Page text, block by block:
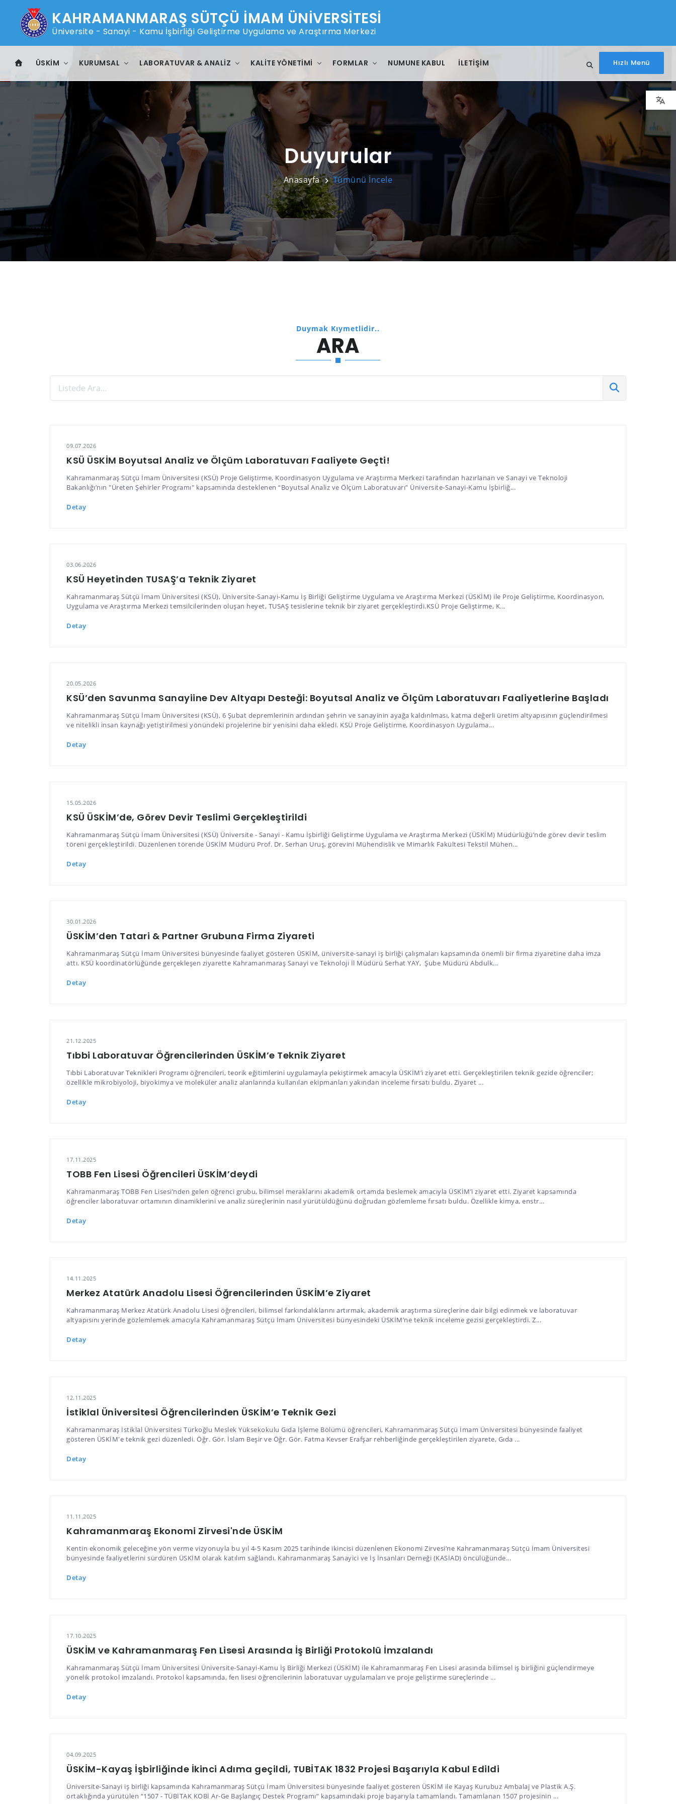
KAHRAMANMARAŞ SÜTÇÜ İMAM ÜNİVERSİTESİ
Üniversite - Sanayi - Kamu İşbirliği Geliştirme Uygulama ve Araştırma Merkezi
ÜSKİM KURUMSAL LABORATUVAR & ANALIZ KALITE YÖNETIMI FORMLAR NUMUNE KABUL İLETIŞIM Hızlı Menü
Duyurular
Anasayfa Tümünü İncele
Duymak Kıymetlidir..
ARA
09.07.2026
KSÜ ÜSKİM Boyutsal Analiz ve Ölçüm Laboratuvarı Faaliyete Geçti!
Kahramanmaraş Sütçü İmam Üniversitesi (KSÜ) Proje Geliştirme, Koordinasyon Uygulama ve Araştırma Merkezi tarafından hazırlanan ve Sanayi ve Teknoloji
Bakanlığı’nın "Üreten Şehirler Programı" kapsamında desteklenen “Boyutsal Analiz ve Ölçüm Laboratuvarı” Üniversite-Sanayi-Kamu İşbirliğ...
Detay
03.06.2026
KSÜ Heyetinden TUSAŞ’a Teknik Ziyaret
Kahramanmaraş Sütçü İmam Üniversitesi (KSÜ), Üniversite-Sanayi-Kamu İş Birliği Geliştirme Uygulama ve Araştırma Merkezi (ÜSKİM) ile Proje Geliştirme, Koordinasyon,
Uygulama ve Araştırma Merkezi temsilcilerinden oluşan heyet, TUSAŞ tesislerine teknik bir ziyaret gerçekleştirdi.KSÜ Proje Geliştirme, K...
Detay
20.05.2026
KSÜ’den Savunma Sanayiine Dev Altyapı Desteği: Boyutsal Analiz ve Ölçüm Laboratuvarı Faaliyetlerine Başladı
Kahramanmaraş Sütçü İmam Üniversitesi (KSÜ), 6 Şubat depremlerinin ardından şehrin ve sanayinin ayağa kaldırılması, katma değerli üretim altyapısının güçlendirilmesi
ve nitelikli insan kaynağı yetiştirilmesi yönündeki projelerine bir yenisini daha ekledi. KSÜ Proje Geliştirme, Koordinasyon Uygulama...
Detay
15.05.2026
KSÜ ÜSKİM’de, Görev Devir Teslimi Gerçekleştirildi
Kahramanmaraş Sütçü İmam Üniversitesi (KSÜ) Üniversite - Sanayi - Kamu İşbirliği Geliştirme Uygulama ve Araştırma Merkezi (ÜSKİM) Müdürlüğü’nde görev devir teslim
töreni gerçekleştirildi. Düzenlenen törende ÜSKİM Müdürü Prof. Dr. Serhan Uruş, görevini Mühendislik ve Mimarlık Fakültesi Tekstil Mühen...
Detay
30.01.2026
ÜSKİM’den Tatari & Partner Grubuna Firma Ziyareti
Kahramanmaraş Sütçü İmam Üniversitesi bünyesinde faaliyet gösteren ÜSKİM, üniversite-sanayi iş birliği çalışmaları kapsamında önemli bir firma ziyaretine daha imza
attı. KSÜ koordinatörlüğünde gerçekleşen ziyarette Kahramanmaraş Sanayi ve Teknoloji İl Müdürü Serhat YAY, Şube Müdürü Abdulk...
Detay
21.12.2025
Tıbbi Laboratuvar Öğrencilerinden ÜSKİM’e Teknik Ziyaret
Tıbbi Laboratuvar Teknikleri Programı öğrencileri, teorik eğitimlerini uygulamayla pekiştirmek amacıyla ÜSKİM’i ziyaret etti. Gerçekleştirilen teknik gezide öğrenciler;
özellikle mikrobiyoloji, biyokimya ve moleküler analiz alanlarında kullanılan ekipmanları yakından inceleme fırsatı buldu. Ziyaret ...
Detay
17.11.2025
TOBB Fen Lisesi Öğrencileri ÜSKİM’deydi
Kahramanmaraş TOBB Fen Lisesi’nden gelen öğrenci grubu, bilimsel meraklarını akademik ortamda beslemek amacıyla ÜSKİM’i ziyaret etti. Ziyaret kapsamında
öğrenciler laboratuvar ortamının dinamiklerini ve analiz süreçlerinin nasıl yürütüldüğünü doğrudan gözlemleme fırsatı buldu. Özellikle kimya, enstr...
Detay
14.11.2025
Merkez Atatürk Anadolu Lisesi Öğrencilerinden ÜSKİM’e Ziyaret
Kahramanmaraş Merkez Atatürk Anadolu Lisesi öğrencileri, bilimsel farkındalıklarını artırmak, akademik araştırma süreçlerine dair bilgi edinmek ve laboratuvar
altyapısını yerinde gözlemlemek amacıyla Kahramanmaraş Sütçü İmam Üniversitesi bünyesindeki ÜSKİM’ne teknik inceleme gezisi gerçekleştirdi. Z...
Detay
12.11.2025
İstiklal Üniversitesi Öğrencilerinden ÜSKİM’e Teknik Gezi
Kahramanmaraş İstiklal Üniversitesi Türkoğlu Meslek Yüksekokulu Gıda İşleme Bölümü öğrencileri, Kahramanmaraş Sütçü İmam Üniversitesi bünyesinde faaliyet
gösteren ÜSKİM'e teknik gezi düzenledi. Öğr. Gör. İslam Beşir ve Öğr. Gör. Fatma Kevser Erafşar rehberliğinde gerçekleştirilen ziyarete, Gıda ...
Detay
11.11.2025
Kahramanmaraş Ekonomi Zirvesi'nde ÜSKİM
Kentin ekonomik geleceğine yön verme vizyonuyla bu yıl 4-5 Kasım 2025 tarihinde ikincisi düzenlenen Ekonomi Zirvesi’ne Kahramanmaraş Sütçü İmam Üniversitesi
bünyesinde faaliyetlerini sürdüren ÜSKİM olarak katılım sağlandı. Kahramanmaraş Sanayici ve İş İnsanları Derneği (KASİAD) öncülüğünde...
Detay
17.10.2025
ÜSKİM ve Kahramanmaraş Fen Lisesi Arasında İş Birliği Protokolü İmzalandı
Kahramanmaraş Sütçü İmam Üniversitesi Üniversite-Sanayi-Kamu İş Birliği Merkezi (ÜSKİM) ile Kahramanmaraş Fen Lisesi arasında bilimsel iş birliğini güçlendirmeye
yönelik protokol imzalandı. Protokol kapsamında, fen lisesi öğrencilerinin laboratuvar uygulamaları ve proje geliştirme süreçlerinde ...
Detay
04.09.2025
ÜSKİM-Kayaş İşbirliğinde İkinci Adıma geçildi, TUBİTAK 1832 Projesi Başarıyla Kabul Edildi
Üniversite-Sanayi iş birliği kapsamında Kahramanmaraş Sütçü İmam Üniversitesi bünyesinde faaliyet gösteren ÜSKİM ile Kayaş Kurubuz Ambalaj ve Plastik A.Ş.
ortaklığında yürütülen “1507 - TÜBİTAK KOBİ Ar-Ge Başlangıç Destek Programı” kapsamındaki proje başarıyla tamamlandı. Tamamlanan 1507 projesinin ...